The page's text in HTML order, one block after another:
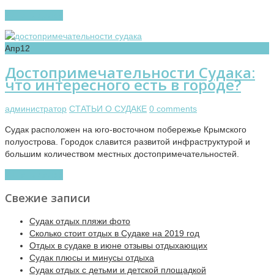
Апр12
Достопримечательности Судака:
что интересного есть в городе?
администратор СТАТЬИ О СУДАКЕ 0 comments
Судак расположен на юго-восточном побережье Крымского
полуострова. Городок славится развитой инфраструктурой и
большим количеством местных достопримечательностей.
Свежие записи
Судак отдых пляжи фото
Сколько стоит отдых в Судаке на 2019 год
Отдых в судаке в июне отзывы отдыхающих
Судак плюсы и минусы отдыха
Судак отдых с детьми и детской площадкой